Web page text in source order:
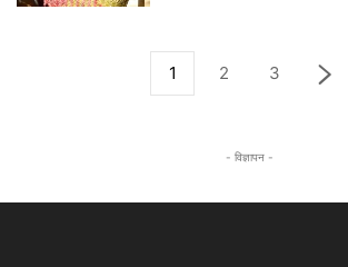
1 2 3
- विज्ञापन -